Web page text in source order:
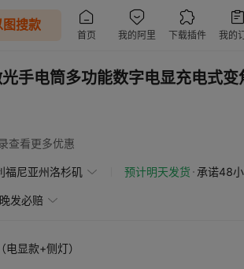
手电筒多功能数字电显充电式
查看更多优惠
福尼亚州洛杉矶 预计明天发货 承诺48
晚发必赔
显款+侧灯）